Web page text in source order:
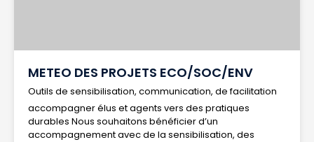
METEO DES PROJETS ECO/SOC/ENV
Outils de sensibilisation, communication, de facilitation
accompagner élus et agents vers des pratiques
durables Nous souhaitons bénéficier d’un
accompagnement avec de la sensibilisation, des